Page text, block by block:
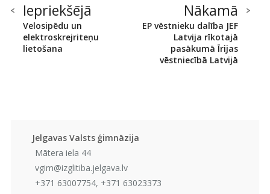
Iepriekšējā
Velosipēdu un
elektroskrejriteņu
lietošana
Nākamā
EP vēstnieku dalība JEF
Latvija rīkotajā
pasākumā Īrijas
vēstniecībā Latvijā
Jelgavas Valsts ģimnāzija
Mātera iela 44
vgim@izglitiba.jelgava.lv
+371 63007754, +371 63023373